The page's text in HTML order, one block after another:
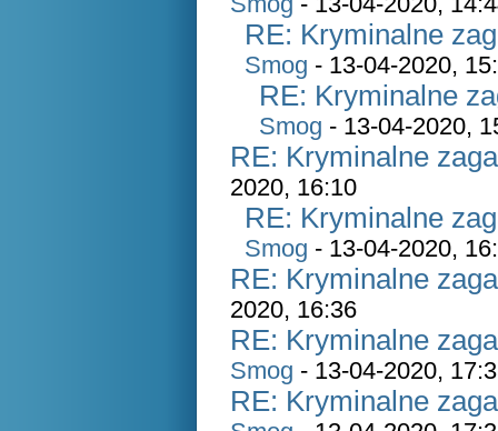
RE: Kryminalne
Smog - 13-04-2020,
RE: Kryminalne
Smog - 13-04-2020,
RE: Kryminalne
2020, 16:10
RE: Kryminalne
Smog - 13-04-2020,
RE: Kryminalne
2020, 16:36
RE: Kryminalne
Smog - 13-04-2020,
RE: Kryminalne